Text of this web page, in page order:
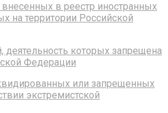
в реестр иностранных
на территории Российской
деятельность которых запрещена
Федерации
или запрещенных
экстремистской